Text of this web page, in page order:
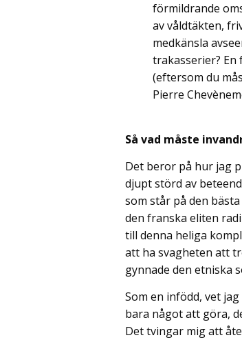
förmildrande
av våldtäkten,
medkänsla
trakasserier?
(eftersom du
Pierre
Så vad måste
Det beror på hur jag
djupt störd av
som står på den
den franska eliten
till denna heliga
att ha svagheten att
gynnade den etniska
Som en infödd, vet
bara något att göra,
Det tvingar mig att